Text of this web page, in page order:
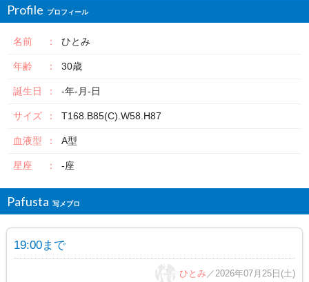
Profile
名前 ひとみ
年齢 30歳
誕生日 -年-月-日
サイズ T168.B85(C).W58.H87
血液型 A型
星座 -座
Pafusta
19:00まで
ひとみ ／2026年07月25日(土)